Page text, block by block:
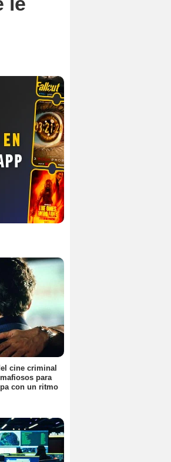
cine criminal
para
con un ritmo